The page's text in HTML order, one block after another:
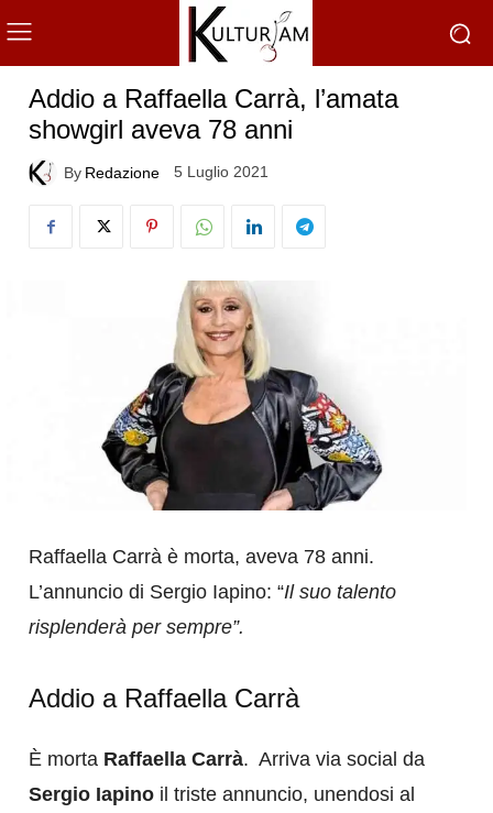
Addio a Raffaella Carrà, l’amata
showgirl aveva 78 anni
By Redazione 5 Luglio 2021
Raffaella Carrà è morta, aveva 78 anni.
L’annuncio di Sergio Iapino: “Il suo talento
risplenderà per sempre”.
Addio a Raffaella Carrà
È morta Raffaella Carrà. Arriva via social da
Sergio Iapino il triste annuncio, unendosi al